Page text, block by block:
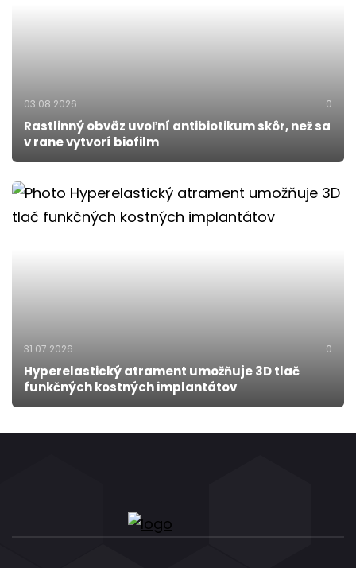
03.08.2026 0
Rastlinný obväz uvoľní antibiotikum skôr, než sa
v rane vytvorí biofilm
31.07.2026 0
Hyperelastický atrament umožňuje 3D tlač
funkčných kostných implantátov